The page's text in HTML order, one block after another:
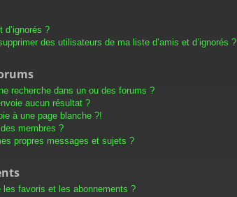
d’ignorés ?
des utilisateurs de ma liste d’amis et d’ignorés ?
recherche dans un ou des forums ?
aucun résultat ?
à une page blanche ?!
membres ?
propres messages et sujets ?
favoris et les abonnements ?